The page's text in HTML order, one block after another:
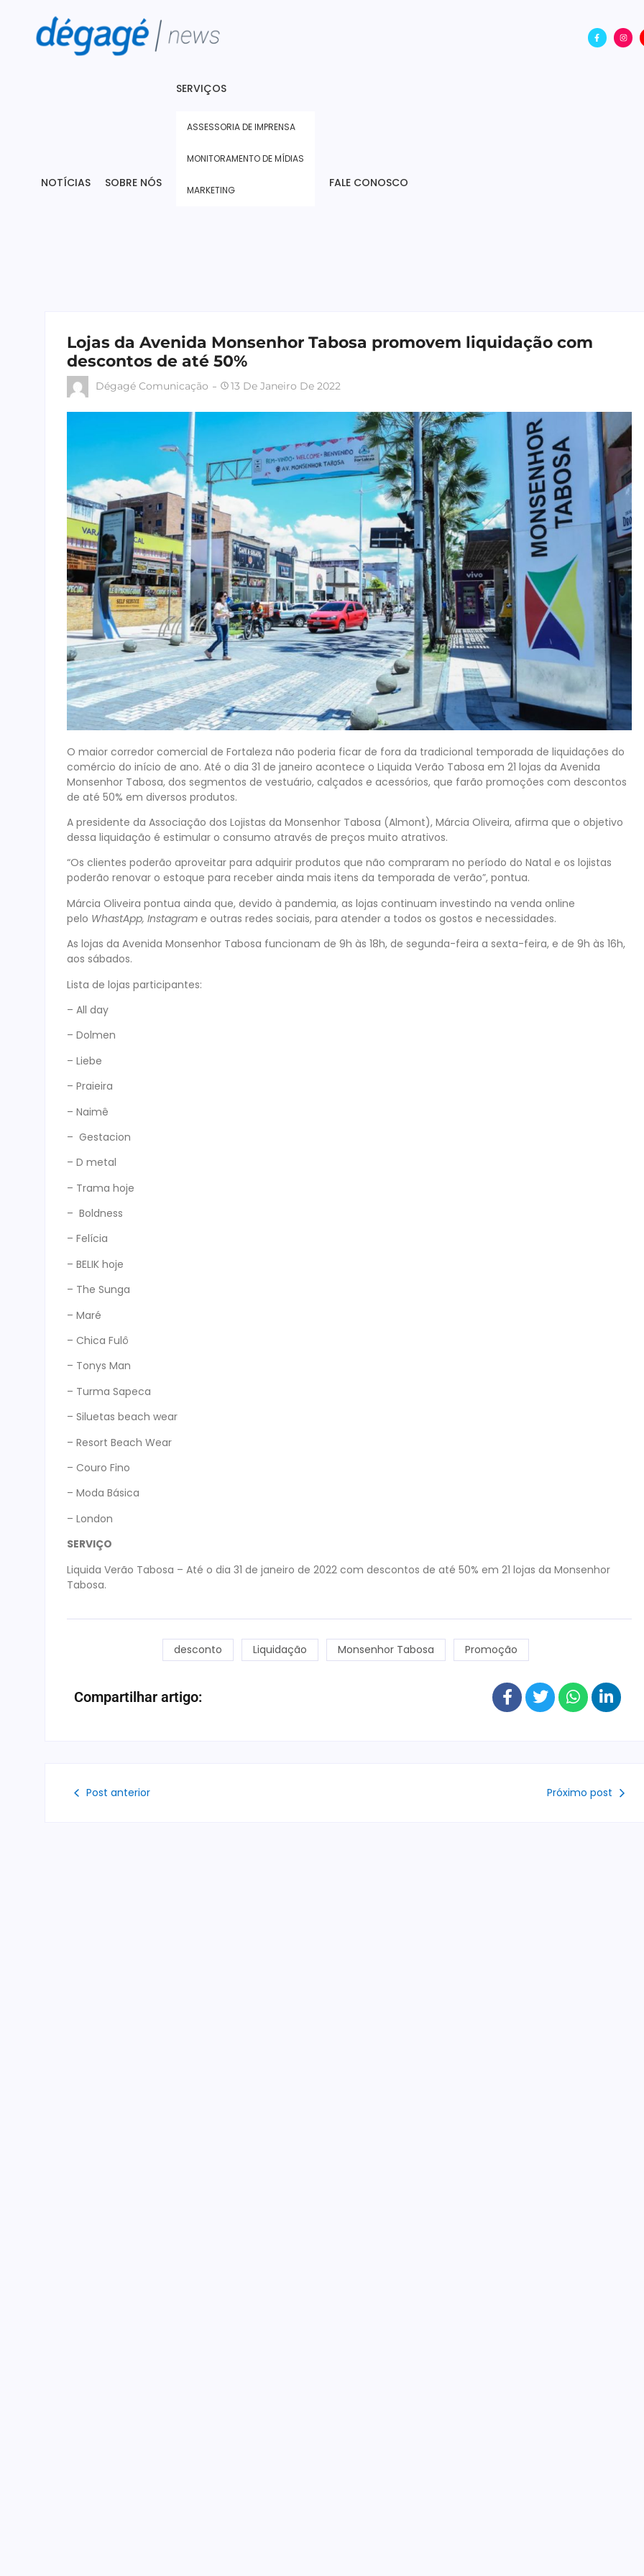
NOTÍCIAS SOBRE NÓS
SERVIÇOS
ASSESSORIA DE IMPRENSA
MONITORAMENTO DE MÍDIAS
MARKETING
FALE CONOSCO
Lojas da Avenida Monsenhor Tabosa promovem liquidação com
descontos de até 50%
Dégagé Comunicação 13 De Janeiro De 2022
O maior corredor comercial de Fortaleza não poderia ficar de fora da tradicional temporada de liquidações do
comércio do início de ano. Até o dia 31 de janeiro acontece o Liquida Verão Tabosa em 21 lojas da Avenida
Monsenhor Tabosa, dos segmentos de vestuário, calçados e acessórios, que farão promoções com descontos
de até 50% em diversos produtos.
A presidente da Associação dos Lojistas da Monsenhor Tabosa (Almont), Márcia Oliveira, afirma que o objetivo
dessa liquidação é estimular o consumo através de preços muito atrativos.
“Os clientes poderão aproveitar para adquirir produtos que não compraram no período do Natal e os lojistas
poderão renovar o estoque para receber ainda mais itens da temporada de verão”, pontua.
Márcia Oliveira pontua ainda que, devido à pandemia, as lojas continuam investindo na venda online
pelo WhastApp, Instagram e outras redes sociais, para atender a todos os gostos e necessidades.
As lojas da Avenida Monsenhor Tabosa funcionam de 9h às 18h, de segunda-feira a sexta-feira, e de 9h às 16h,
aos sábados.
Lista de lojas participantes:
– All day
– Dolmen
– Liebe
– Praieira
– Naimê
– Gestacion
– D metal
– Trama hoje
– Boldness
– Felícia
– BELIK hoje
– The Sunga
– Maré
– Chica Fulô
– Tonys Man
– Turma Sapeca
– Siluetas beach wear
– Resort Beach Wear
– Couro Fino
– Moda Básica
– London
SERVIÇO
Liquida Verão Tabosa – Até o dia 31 de janeiro de 2022 com descontos de até 50% em 21 lojas da Monsenhor
Tabosa.
desconto Liquidação Monsenhor Tabosa Promoção
Compartilhar artigo:
Post anterior Próximo post